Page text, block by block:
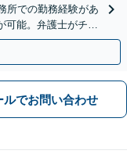
所での勤務経験があ
可能。弁護士がチー
。
ルでお問い合わせ